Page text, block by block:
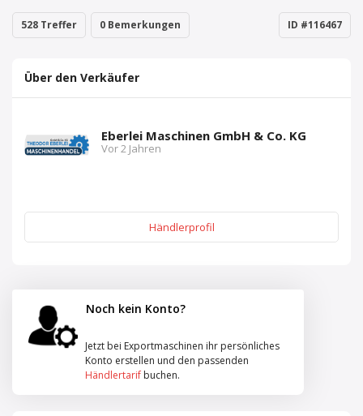
528 Treffer 0 Bemerkungen ID #116467
Über den Verkäufer
Eberlei Maschinen GmbH & Co. KG
Vor 2 Jahren
Händlerprofil
Noch kein Konto?
Jetzt bei Exportmaschinen ihr persönliches
Konto erstellen und den passenden
Händlertarif buchen.